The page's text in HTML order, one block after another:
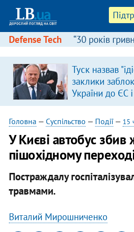
Defense Tech “30 років
Туск назвав
заклики
України до ЄС
припинити
риторику
Головна — Суспільство — Події— 15
У Києві автобус збив
пішохідному
Постраждалу
травмами.
Виталий Мирошниченко